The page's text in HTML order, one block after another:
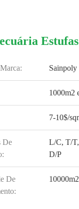
Sainpoly
1000m2
7-10$/
De
L/C, T/
D/P
De